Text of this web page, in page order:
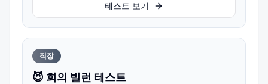
테스트 보기
직장
😈 회의 빌런 테스트